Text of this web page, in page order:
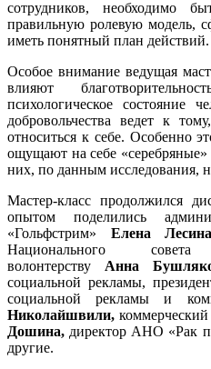
сотрудников, необходимо
правильную ролевую модель,
иметь понятный план действий.
Особое внимание ведущая
влияют
психологическое состояние
добровольчества ведет к
относиться к себе. Особенно
ощущают на себе
них, по данным исследования,
Мастер-класс продолжился
опытом поделились
«Гольфстрим» Елена
Национального
волонтерству Анна
социальной рекламы,
социальной рекламы и
Николайшвили,
Дошина, директор АНО «Рак
другие.